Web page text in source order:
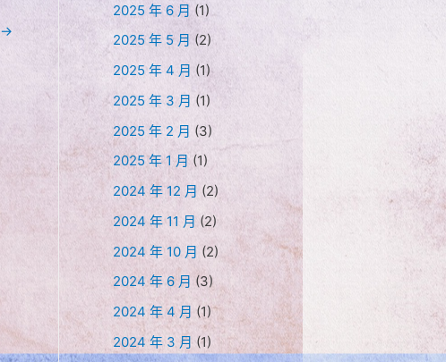
→
2025 年 6 月 (1)
2025 年 5 月 (2)
2025 年 4 月 (1)
2025 年 3 月 (1)
2025 年 2 月 (3)
2025 年 1 月(1)
2024 年 12 月 (2)
2024 年 11 月 (2)
2024 年 10 月 (2)
2024 年 6 月 (3)
2024 年 4 月 (1)
2024 年 3 月 (1)